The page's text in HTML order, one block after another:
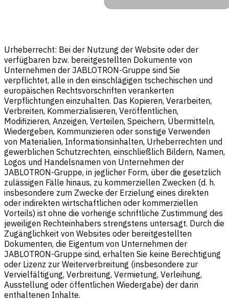
Urheberrecht: Bei der Nutzung der Website oder der
verfügbaren bzw. bereitgestellten Dokumente von
Unternehmen der JABLOTRON-Gruppe sind Sie
verpflichtet, alle in den einschlägigen tschechischen und
europäischen Rechtsvorschriften verankerten
Verpflichtungen einzuhalten. Das Kopieren, Verarbeiten,
Verbreiten, Kommerzialisieren, Veröffentlichen,
Modifizieren, Anzeigen, Verteilen, Speichern, Übermitteln,
Wiedergeben, Kommunizieren oder sonstige Verwenden
von Materialien, Informationsinhalten, Urheberrechten und
gewerblichen Schutzrechten, einschließlich Bildern, Namen,
Logos und Handelsnamen von Unternehmen der
JABLOTRON-Gruppe, in jeglicher Form, über die gesetzlich
zulässigen Fälle hinaus, zu kommerziellen Zwecken (d. h.
insbesondere zum Zwecke der Erzielung eines direkten
oder indirekten wirtschaftlichen oder kommerziellen
Vorteils) ist ohne die vorherige schriftliche Zustimmung des
jeweiligen Rechteinhabers strengstens untersagt. Durch die
Zugänglichkeit von Websites oder bereitgestellten
Dokumenten, die Eigentum von Unternehmen der
JABLOTRON-Gruppe sind, erhalten Sie keine Berechtigung
oder Lizenz zur Weiterverbreitung (insbesondere zur
Vervielfältigung, Verbreitung, Vermietung, Verleihung,
Ausstellung oder öffentlichen Wiedergabe) der darin
enthaltenen Inhalte.